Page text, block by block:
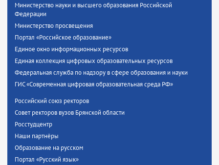
Министерство науки и высшего образования Российской
Федерации
Министерство просвещения
Портал «Российское образование»
Единое окно информационных ресурсов
Единая коллекция цифровых образовательных ресурсов
Федеральная служба по надзору в сфере образования и науки
ГИС «Современная цифровая образовательная среда РФ»
Российский союз ректоров
Совет ректоров вузов Брянской области
Росстудцентр
Наши партнёры
Образование на русском
Портал «Русский язык»